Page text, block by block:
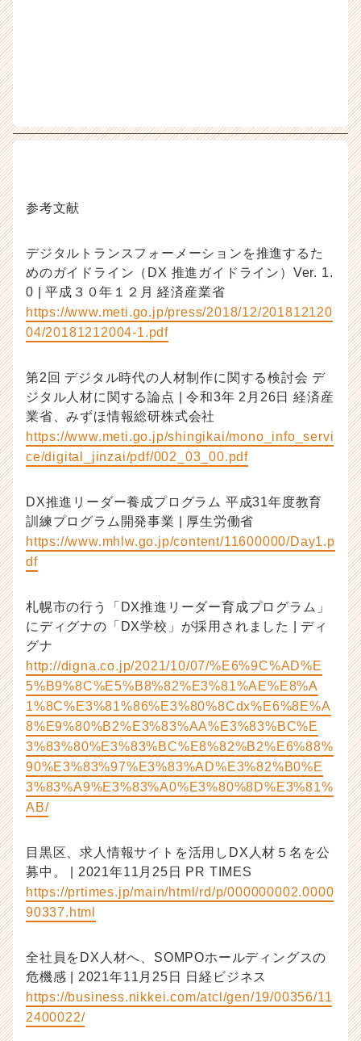
参考文献
デジタルトランスフォーメーションを推進するた
めのガイドライン（DX 推進ガイドライン）Ver. 1.
0 | 平成３０年１２月 経済産業省
https://www.meti.go.jp/press/2018/12/201812120
04/20181212004-1.pdf
第2回 デジタル時代の人材制作に関する検討会 デ
ジタル人材に関する論点 | 令和3年 2月26日 経済産
業省、みずほ情報総研株式会社
https://www.meti.go.jp/shingikai/mono_info_servi
ce/digital_jinzai/pdf/002_03_00.pdf
DX推進リーダー養成プログラム 平成31年度教育
訓練プログラム開発事業 | 厚生労働省
https://www.mhlw.go.jp/content/11600000/Day1.p
df
札幌市の行う「DX推進リーダー育成プログラム」
にディグナの「DX学校」が採用されました | ディ
グナ
http://digna.co.jp/2021/10/07/%E6%9C%AD%E
5%B9%8C%E5%B8%82%E3%81%AE%E8%A
1%8C%E3%81%86%E3%80%8Cdx%E6%8E%A
8%E9%80%B2%E3%83%AA%E3%83%BC%E
3%83%80%E3%83%BC%E8%82%B2%E6%88%
90%E3%83%97%E3%83%AD%E3%82%B0%E
3%83%A9%E3%83%A0%E3%80%8D%E3%81%
AB/
目黒区、求人情報サイトを活用しDX人材５名を公
募中。 | 2021年11月25日 PR TIMES
https://prtimes.jp/main/html/rd/p/000000002.0000
90337.html
全社員をDX人材へ、SOMPOホールディングスの
危機感 | 2021年11月25日 日経ビジネス
https://business.nikkei.com/atcl/gen/19/00356/11
2400022/